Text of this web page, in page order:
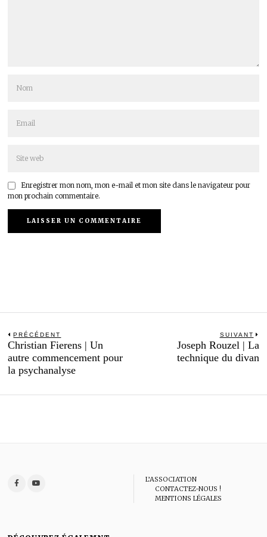
Enregistrer mon nom, mon e-mail et mon site dans le navigateur pour
mon prochain commentaire.
Navigation
de
l’article
PRÉCÉDENT
Previous
post:
Christian Fierens | Un
autre commencement pour
la psychanalyse
SUIVANT
Joseph Rouzel | La
technique du divan
L’ASSOCIATION
CONTACTEZ-NOUS !
MENTIONS LÉGALES